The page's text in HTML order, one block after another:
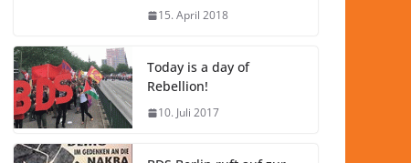
15. April 2018
Today is a day of
Rebellion!
10. Juli 2017